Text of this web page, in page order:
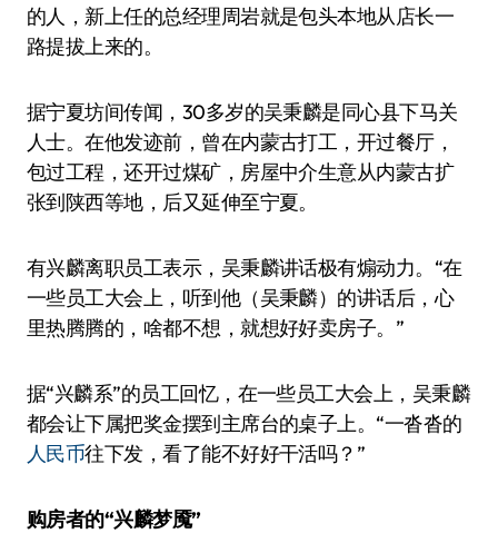
的人，新上任的总经理周岩就是包头本地从店长一
路提拔上来的。
据宁夏坊间传闻，30多岁的吴秉麟是同心县下马关
人士。在他发迹前，曾在内蒙古打工，开过餐厅，
包过工程，还开过煤矿，房屋中介生意从内蒙古扩
张到陕西等地，后又延伸至宁夏。
有兴麟离职员工表示，吴秉麟讲话极有煽动力。“在
一些员工大会上，听到他（吴秉麟）的讲话后，心
里热腾腾的，啥都不想，就想好好卖房子。”
据“兴麟系”的员工回忆，在一些员工大会上，吴秉麟
都会让下属把奖金摆到主席台的桌子上。“一沓沓的
人民币往下发，看了能不好好干活吗？”
购房者的“兴麟梦魇”